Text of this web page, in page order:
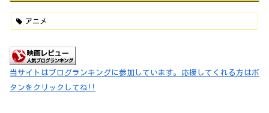
アニメ
当サイトはブログランキングに参加しています。応援してくれる方はボ
タンをクリックしてね‼